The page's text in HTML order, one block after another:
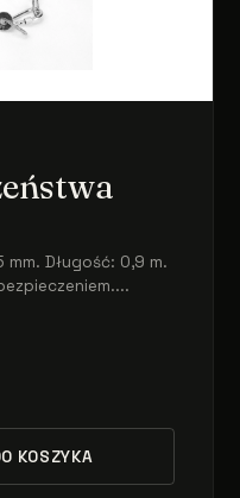
Długość: 0,9 m.
KOSZYKA